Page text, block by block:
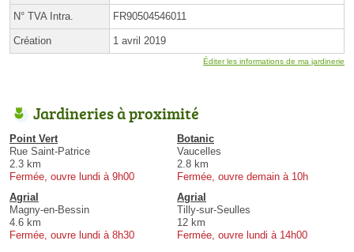
N° TVA Intra. FR90504546011
Création 1 avril 2019
Éditer les informations de ma jardinerie
Jardineries à proximité
Point Vert
Rue Saint-Patrice
2.3 km
Fermée, ouvre lundi à 9h00
Botanic
Vaucelles
2.8 km
Fermée, ouvre demain à 10h
Agrial
Magny-en-Bessin
4.6 km
Fermée, ouvre lundi à 8h30
Agrial
Tilly-sur-Seulles
12 km
Fermée, ouvre lundi à 14h00